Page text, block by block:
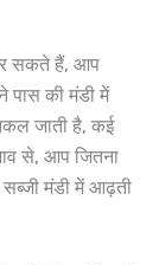
सकते हैं, आप
पास की मंडी में
जाती है, कई
से, आप जितना
मंडी में आढ़ती